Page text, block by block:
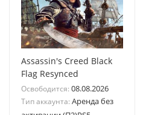
Assassin's Creed Black
Flag Resynced
Освободится: 08.08.2026
Тип аккаунта: Аренда без